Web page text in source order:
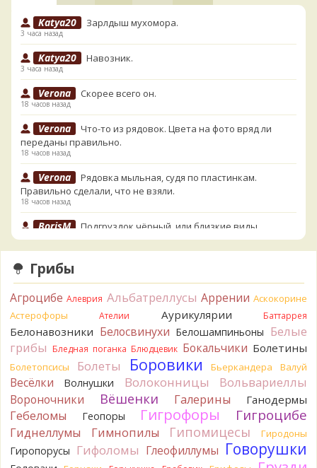
Katya20 Зарлдыш мухомора.
3 часа назад
Katya20 Навозник.
3 часа назад
Verona Скорее всего он.
18 часов назад
Verona
Что-то из рядовок. Цвета на фото вряд ли
переданы правильно.
18 часов назад
Verona
Рядовка мыльная, судя по пластинкам.
Правильно сделали, что не взяли.
18 часов назад
BorisM Подгруздок чёрный, или близкие виды
BorisM
18 часов назад
Кирилл
Вони не было, но вода и гриб при варке
начали желтеть. Выкинул. Большое спасибо.
20 часов назад
Кирилл Спасибо.
20 часов назад
Tatiana_A
Да. Но они не все безоговорочно
съедобны.
20 часов назад
Tatiana_A
В следующий раз вырвите его целиком и
разрежьте ножку вертикально. Именно вертикально.
Пожелтение у самого основания - значит, Ш. Желтокожий,
Грибы
Агроцибе Алеврия Альбатреллусы Аррении Аскокорине
Астерофоры
Ателии Аурикулярии Баттаррея
Белонавозники Белосвинухи Белошампиньоны Белые
грибы Бледная поганка Блюдцевик Бокальчики Болетины
Болетопсисы Болеты Боровики Бьеркандера Валуй
Весёлки Волнушки Волоконницы Вольвариеллы
Вороночники Вёшенки Галерины Ганодермы
Гебеломы Геопоры Гигрофоры Гигроцибе
Гиднеллумы Гимнопилы Гипомицесы Гиродоны
Гиропорусы Гифоломы Глеофиллумы Говорушки